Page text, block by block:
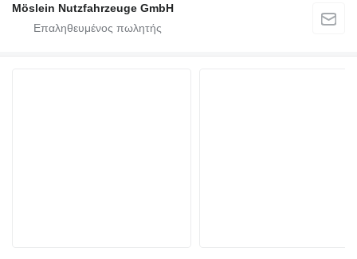
Möslein Nutzfahrzeuge GmbH